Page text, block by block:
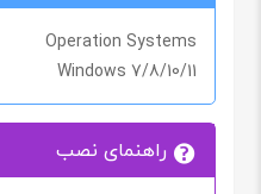
Operation Systems
Windows 7/8/10/11
راهنمای نصب